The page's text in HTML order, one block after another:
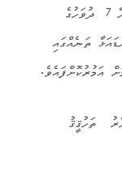
މީހާ 15 ދުވަހުގެ މުއްދަތައް އަދި 28 އަހަރުގެ މީހާ 7 ދުވަހުގެ
ތަނެއްގައި
އަމުރުކޮށްފައެވެ.
ތަހުޤީޤު